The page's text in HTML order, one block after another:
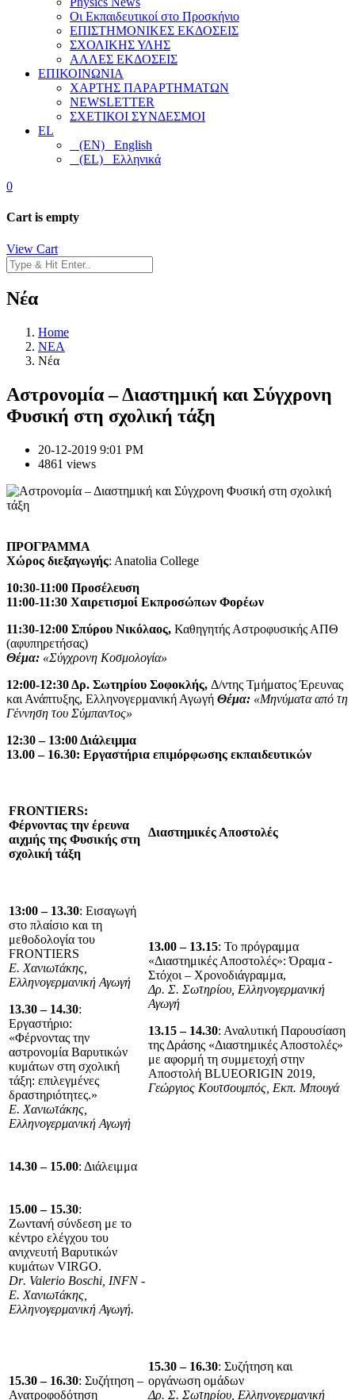
Οι Εκπαιδευτικοί στο Προσκήνιο
ΕΠΙΣΤΗΜΟΝΙΚΕΣ ΕΚΔΟΣΕΙΣ
ΣΧΟΛΙΚΗΣ ΥΛΗΣ
ΑΛΛΕΣ ΕΚΔΟΣΕΙΣ
ΕΠΙΚΟΙΝΩΝΙΑ
ΧΑΡΤΗΣ ΠΑΡΑΡΤΗΜΑΤΩΝ
NEWSLETTER
ΣΧΕΤΙΚΟΙ ΣΥΝΔΕΣΜΟΙ
EL
(EN) English
(EL) Ελληνικά
0
Cart is empty
View Cart
Νέα
Home
NEA
Νέα
Aστρονομία – Διαστημική και Σύγχρονη
Φυσική στη σχολική τάξη
20-12-2019 9:01 PM
4861 views
ΠΡΟΓΡΑΜΜΑ
Χώρος διεξαγωγής: Αnatolia College
10:30-11:00 Προσέλευση
11:00-11:30 Χαιρετισμοί Εκπροσώπων Φορέων
11:30-12:00 Σπύρου Νικόλαος, Καθηγητής Αστροφυσικής ΑΠΘ
(αφυπηρετήσας)
Θέμα: «Σύγχρονη Κοσμολογία»
12:00-12:30 Δρ. Σωτηρίου Σοφοκλής, Δ/ντης Τμήματος Έρευνας
και Ανάπτυξης, Ελληνογερμανική Αγωγή Θέμα: «Μηνύματα από τη
Γέννηση του Σύμπαντος»
12:30 – 13:00 Διάλειμμα
13.00 – 16.30: Εργαστήρια επιμόρφωσης εκπαιδευτικών
FRONTIERS:
Φέρνοντας την έρευνα
αιχμής της Φυσικής στη
σχολική τάξη
Διαστημικές Αποστολές
13:00 – 13.30: Εισαγωγή
στο πλαίσιο και τη
μεθοδολογία του
FRONTIERS
E. Χανιωτάκης,
Ελληνογερμανική Αγωγή
13.30 – 14.30:
Εργαστήριο:
«Φέρνοντας την
αστρονομία Βαρυτικών
κυμάτων στη σχολική
τάξη: επιλεγμένες
δραστηριότητες.»
Ε. Χανιωτάκης,
Ελληνογερμανική Αγωγή
13.00 – 13.15: Το πρόγραμμα
«Διαστημικές Αποστολές»: Όραμα -
Στόχοι – Χρονοδιάγραμμα,
Δρ. Σ. Σωτηρίου, Ελληνογερμανική
Αγωγή
13.15 – 14.30: Αναλυτική Παρουσίαση
της Δράσης «Διαστημικές Αποστολές»
με αφορμή τη συμμετοχή στην
Αποστολή BLUEORIGIN 2019,
Γεώργιος Κουτσουμπός, Εκπ. Μπουγά
14.30 – 15.00: Διάλειμμα
15.00 – 15.30:
Ζωντανή σύνδεση με το
κέντρο ελέγχου του
ανιχνευτή Βαρυτικών
κυμάτων VIRGO.
Dr. Valerio Boschi INFN-
Ε. Χανιωτάκης,
Ελληνογερμανική Αγωγή.
15.30 – 16.30: Συζήτηση –
Ανατροφοδότηση
15.30 – 16.30: Συζήτηση και
οργάνωση ομάδων
Δρ. Σ. Σωτηρίου, Ελληνογερμανική